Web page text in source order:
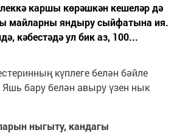
каршы көрәшкән кешеләр дә
майларны яндыру сыйфатына ия.
кәбестәдә ул бик аз, 100...
күплеге белән бәйле
бару белән авыру үзен нык
ныгыту, кандагы